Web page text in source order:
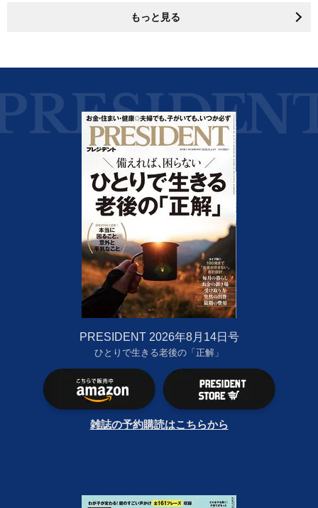
もっと見る
PRESIDENT 2026年8月14日号
ひとりで生きる老後の「正解」
雑誌の予約購読はこちらから